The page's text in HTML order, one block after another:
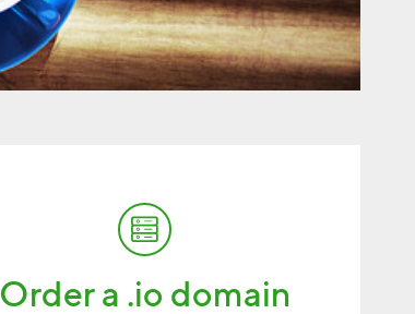
Order a .io domain